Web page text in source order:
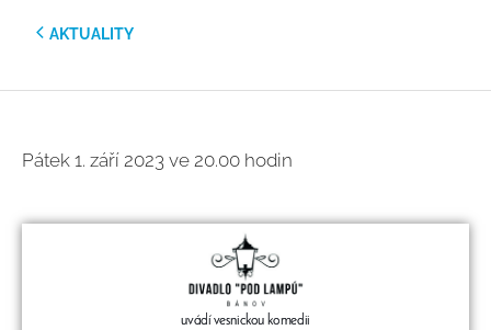
AKTUALITY
Pátek 1. září 2023 ve 20.00 hodin